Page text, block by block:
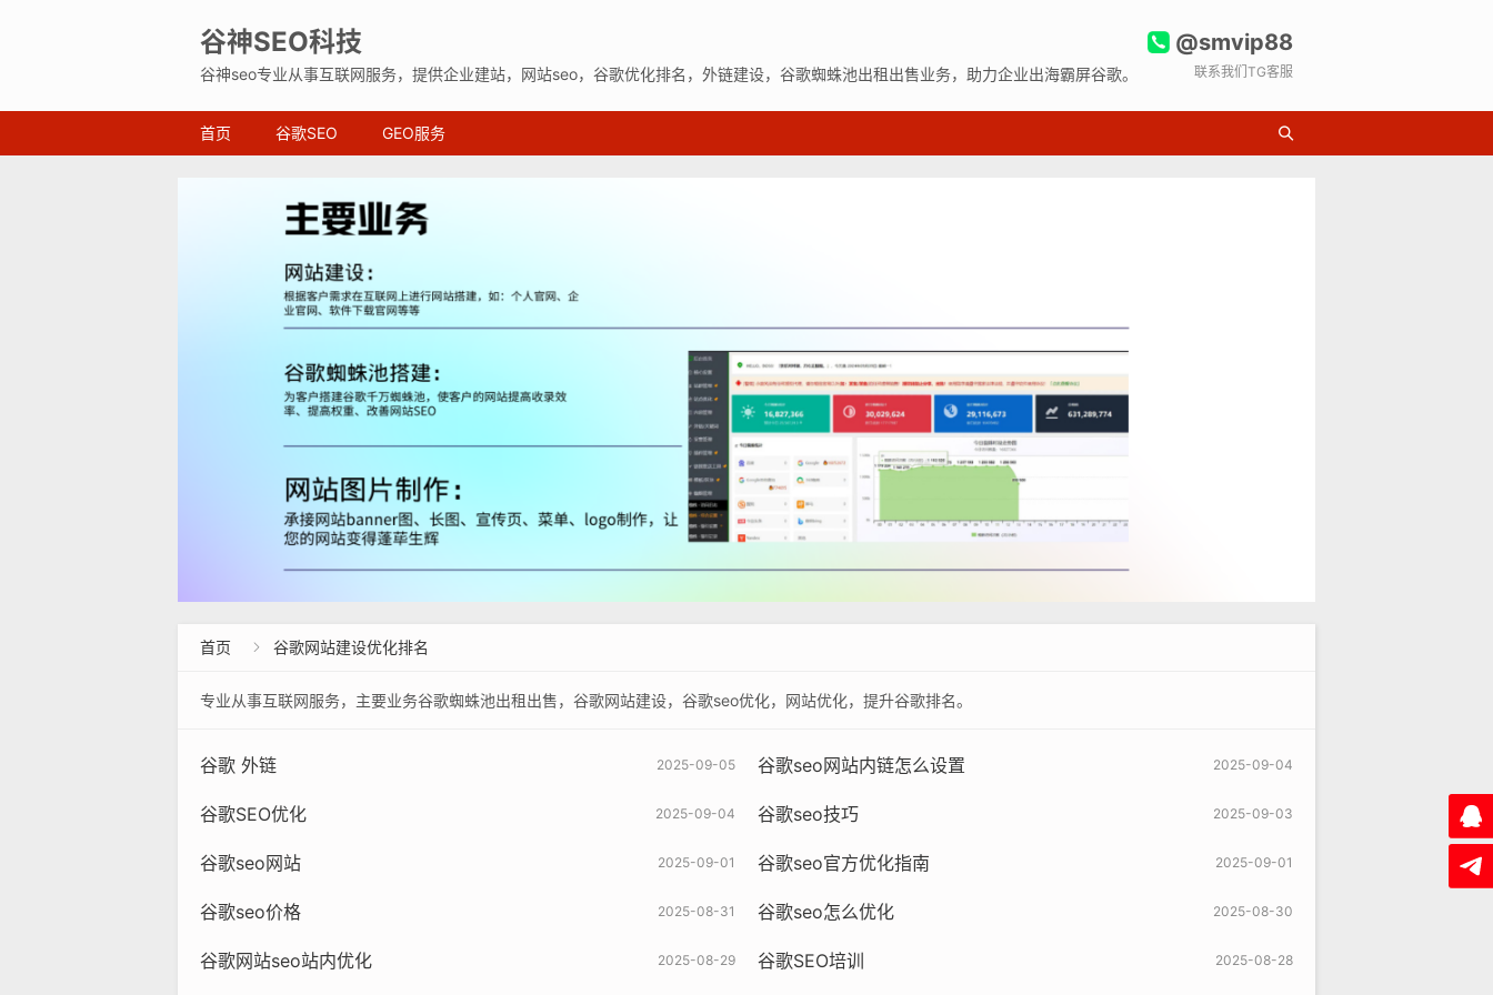
谷神SEO科技
谷神seo专业从事互联网服务，提供企业建站，网站seo，谷歌优化排名，外链建设，谷歌蜘蛛池出租出售业务，助力企业出海霸屏谷歌。
@smvip88
联系我们TG客服
首页 谷歌SEO GEO服务
首页  谷歌网站建设优化排名
专业从事互联网服务，主要业务谷歌蜘蛛池出租出售，谷歌网站建设，谷歌seo优化，网站优化，提升谷歌排名。
2025-09-05
谷歌 外链 2025-09-04
谷歌seo网站内链怎么设置
2025-09-04
谷歌SEO优化 2025-09-03
谷歌seo技巧
2025-09-01
谷歌seo网站 2025-09-01
谷歌seo官方优化指南
2025-08-31
谷歌seo价格 2025-08-30
谷歌seo怎么优化
2025-08-29
谷歌网站seo站内优化 2025-08-28
谷歌SEO培训